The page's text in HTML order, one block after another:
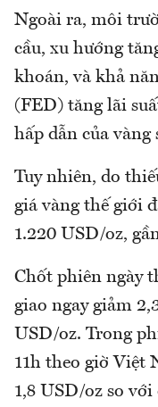
Ngoài ra, môi
cầu, xu hướng
khoán, và khả
(FED) tăng lãi
hấp dẫn của vàng
Tuy nhiên, do
giá vàng thế giới
1.220 USD/oz,
Chốt phiên ngày
giao ngay giảm
USD/oz. Trong
11h theo giờ Việt
1,8 USD/oz so